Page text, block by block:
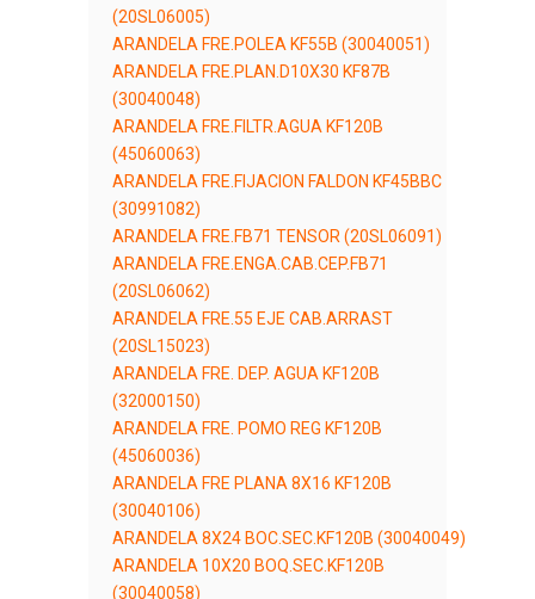
(20SL06005)
ARANDELA FRE.POLEA KF55B (30040051)
ARANDELA FRE.PLAN.D10X30 KF87B
(30040048)
ARANDELA FRE.FILTR.AGUA KF120B
(45060063)
ARANDELA FRE.FIJACION FALDON KF45BBC
(30991082)
ARANDELA FRE.FB71 TENSOR (20SL06091)
ARANDELA FRE.ENGA.CAB.CEP.FB71
(20SL06062)
ARANDELA FRE.55 EJE CAB.ARRAST
(20SL15023)
ARANDELA FRE. DEP. AGUA KF120B
(32000150)
ARANDELA FRE. POMO REG KF120B
(45060036)
ARANDELA FRE PLANA 8X16 KF120B
(30040106)
ARANDELA 8X24 BOC.SEC.KF120B (30040049)
ARANDELA 10X20 BOQ.SEC.KF120B
(30040058)